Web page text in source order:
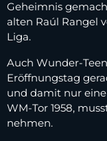
Geheimnis
alten Raúl Rangel
Liga.
Auch Wunder-
Eröffnungstag
und damit nur
WM-Tor 1958,
nehmen.